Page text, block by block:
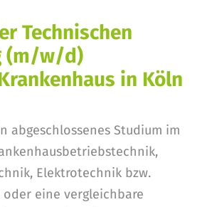
Technischen
(m/w/d)
in Köln
abgeschlossenes Studium im
Elektrotechnik bzw.
oder eine vergleichbare